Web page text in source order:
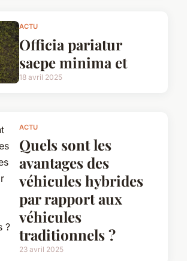
ACTU
Officia pariatur
saepe minima et
18 avril 2025
ACTU
Quels sont les
avantages des
véhicules hybrides
par rapport aux
véhicules
traditionnels ?
23 avril 2025